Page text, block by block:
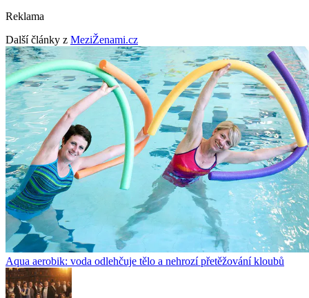
Reklama
Další články z MeziŽenami.cz
Aqua aerobik: voda odlehčuje tělo a nehrozí přetěžování kloubů